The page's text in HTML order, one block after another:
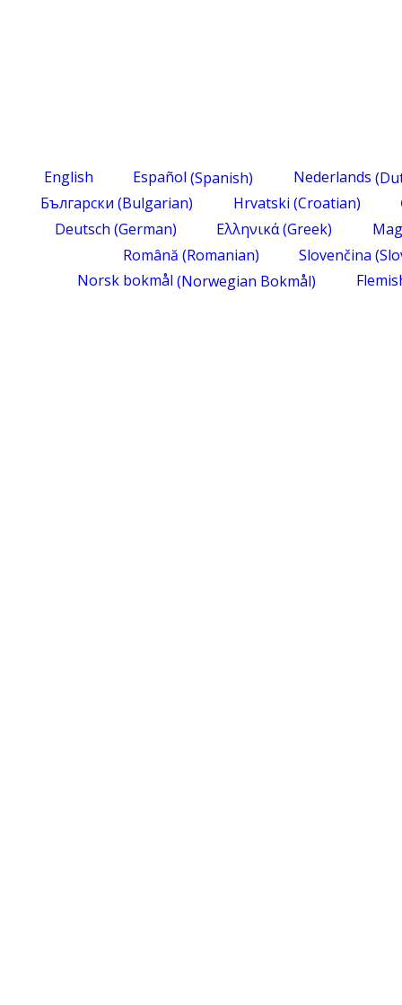
English Español (Spanish) Nederlands (
Български (Bulgarian) Hrvatski (Croatian)
Deutsch (German) Ελληνικά(Greek)
Română (Romanian) Slovenčina (
Norsk bokmål (Norwegian Bokmål)